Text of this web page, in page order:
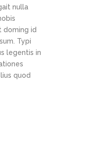
nulla
doming id
Typi
legentis in
quod